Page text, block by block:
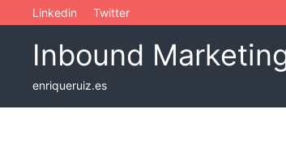
content
Linkedin Twitter
Inbound
enriqueruiz.es